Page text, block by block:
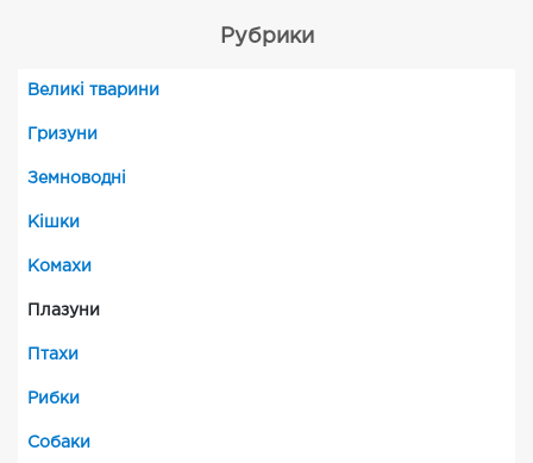
Рубрики
Великі тварини
Гризуни
Земноводні
Кішки
Комахи
Плазуни
Птахи
Рибки
Собаки